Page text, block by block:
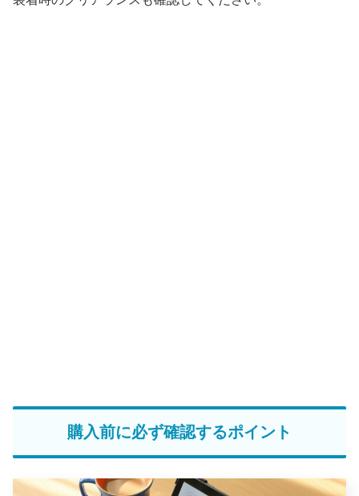
購入前に必ず確認するポイント